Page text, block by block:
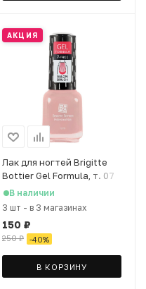
АКЦИЯ
Лак для ногтей Brigitte
Bottier Gel Formula, т. 07
нежно розовый
перламутровый, 12 мл
В наличии
3 шт - в 3 магазинах
150 ₽
250₽ -40%
В КОРЗИНУ